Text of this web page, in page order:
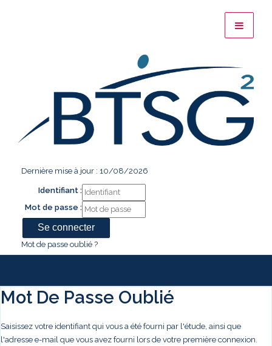
Dernière mise à jour : 10/08/2026
Identifiant :
Mot de passe :
Mot de passe oublié ?
Mot De Passe Oublié
Saisissez votre identifiant qui vous a été fourni par l'étude, ainsi que
l'adresse e-mail que vous avez fourni lors de votre première connexion.